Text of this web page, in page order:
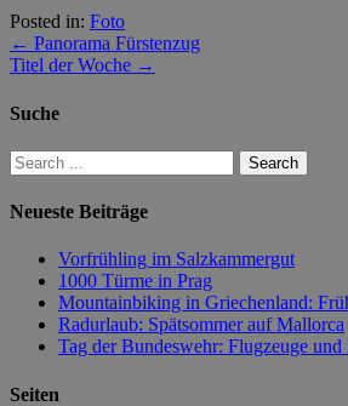
Posted in: Foto
← Panorama Fürstenzug
Titel der Woche →
Suche
Neueste Beiträge
Vorfrühling im Salzkammergut
1000 Türme in Prag
Mountainbiking in Griechenland:
Radurlaub: Spätsommer auf Mallorca
Tag der Bundeswehr: Flugzeuge und
Seiten